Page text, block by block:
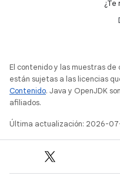
¿Te
El contenido y las muestras
están sujetas a las licencias
Contenido. Java y OpenJDK
afiliados.
Última actualización: 2026-